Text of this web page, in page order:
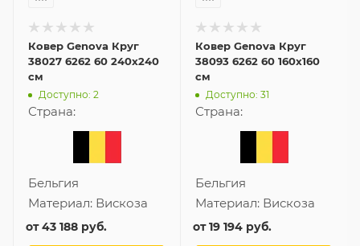
Ковер Genova Круг
38027 6262 60 240x240
см
Доступно: 2
Страна:
Бельгия
Материал: Вискоза
от43 188 руб.
Ковер Genova Круг
38093 6262 60 160x160
см
Доступно: 31
Страна:
Бельгия
Материал: Вискоза
от19 194 руб.